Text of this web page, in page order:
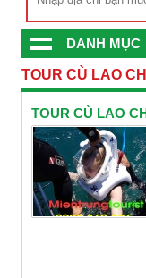
DANH MỤC
TOUR CÙ LAO
TOUR CÙ LAO